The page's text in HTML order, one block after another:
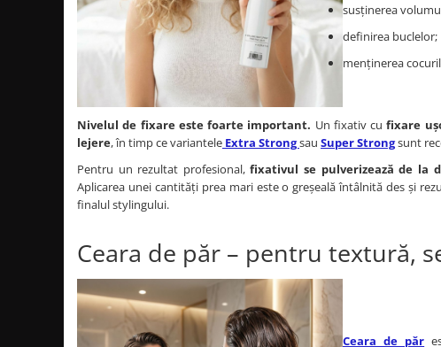
susținerea
definirea buclelor;
menținerea
Nivelul de fixare este foarte important. Un fixativ cufixare
lejere, în timp ce variantele Extra Strongsau Super Strongsunt
Pentru un rezultat profesional,fixativul se pulverizează de la
Aplicarea unei cantități prea mari este o greșeală întâlnită des și
finalul stylingului.
Ceara de păr – pentru textură,
Ceara de păr